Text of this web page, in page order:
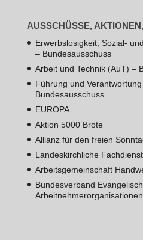
AUSSCHÜSSE,
Erwerbslosigkeit, Sozial-
– Bundesausschuss
Arbeit und Technik (AuT) –
Führung und
Bundesausschuss
EUROPA
Aktion 5000 Brote
Allianz für den freien
Landeskirchliche
Arbeitsgemeinschaft
Bundesverband